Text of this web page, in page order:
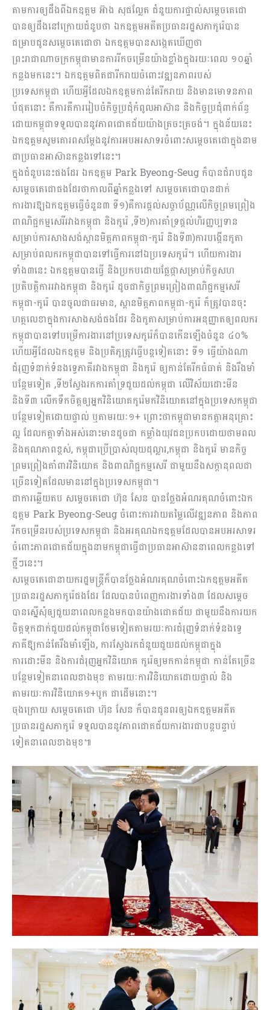
តាមការឲ្យដឹងពីឯកឧត្តម អ៊ាង សុផល្លែត ជំនួយការផ្ទាល់សម្ដេចតេជោ
បានឲ្យដឹងនៅក្រោយជំនួបថា ឯកឧត្តមអតីតប្រធានរដ្ឋសភាកូរ៉េបាន
ជម្រាបជូនសម្ដេចតេជោថា ឯកឧត្តមបានសង្កេតឃើញថា
ព្រះរាជាណាចក្រកម្ពុជាមានការរីកចម្រើនយ៉ាងខ្លាំងក្នុងរយៈពេល ១០ឆ្នាំ
កន្លងមកនេះ។ ឯកឧត្តមពិតជារីករាយចំពោះវឌ្ឍនភាពរបស់
ប្រទេសកម្ពុជា ហើយអ្វីដែលឯកឧត្តមកាន់តែរីករាយ និងមានមោទនភាព
បំផុតនោះ គឺការគឺការរៀបចំកិច្ចប្រជុំកំពូលអាស៊ាន និងកិច្ចប្រជុំពាក់ព័ន្ធ
ដោយកម្ពុជាទទួលបាននូវភាពជោគជ័យយ៉ាងត្រចះត្រចង់។ ក្នុងន័យនេះ
ឯកឧត្តមសូមគោរពសម្ដែងនូវការអបអរសាទរចំពោះសម្ដេចតេជោក្នុងនាម
ជាប្រធានអាស៊ានកន្លងទៅនេះ។
ក្នុងជំនួបនេះផងដែរ ឯកឧត្តម Park Byeong-Seug ក៏បានជំរាបជូន
សម្ដេចតេជោផងដែរថាកាលពីឆ្នាំកន្លងទៅ សម្ដេចតេជោបានដាក់
ការងារឱ្យឯកឧត្តមធ្វើចំនួន៣ ទី១)គឺការផ្ដល់សច្ចាប័ណ្ណលើកិច្ចព្រមព្រៀង
ពាណិជ្ជកម្មសេរីរវាងកម្ពុជា និងកូរ៉េ ,ទី២)ការគាំទ្រផ្ដល់ហិរញ្ញប្បទាន
សម្រាប់ការសាងសង់ស្ពានមិត្តភាពកម្ពុជា-កូរ៉េ និងទី៣)ការបង្កើនកូតា
សម្រាប់ពលករកម្ពុជាបានទៅធ្វើការនៅឯប្រទេសកូរ៉េ។ ហើយការងារ
ទាំង៣នេះ ឯកឧត្តមបានធ្វើ និងប្រកបដោយផ្លែផ្កាសម្រាប់កិច្ចសហ
ប្រតិបត្តិការរវាងកម្ពុជា និងកូរ៉េ ដូចជាកិច្ចព្រមព្រៀងពាណិជ្ជកម្មសេរី
កម្ពុជា-កូរ៉េ បានចូលជាធរមាន, ស្ពានមិត្តភាពកម្ពុជា-កូរ៉េ ក៏ត្រូវបានចុះ
ហត្ថលេខាក្នុងការសាងសង់ផងដែរ និងកូតាសម្រាប់ការអនុញ្ញាតឲ្យពលករ
កម្ពុជាបានទៅបម្រើការងារនៅប្រទេសកូរ៉េក៏បានកើនឡើងចំនួន ៤០%
ហើយអ្វីដែលឯកឧត្តម និងប្រតិភូត្រូវធ្វើបន្តទៀតនោះ ទី១ ធ្វើយ៉ាងណា
ជំរុញទំនាក់ទំនងទ្វេភាគីរវាងកម្ពុជា និងកូរ៉េ ឲ្យកាន់តែរីកធំធាត់ និងរឹងមាំ
បន្ថែមទៀត ,ទី២ស្វែងរកការគាំទ្រជួយដល់កម្ពុជា លើវិស័យដោះមីន
និងទី៣ លើកទឹកចិត្តឲ្យអ្នកវិនិយោគកូរ៉េមកវិនិយោគនៅក្នុងប្រទេសកម្ពុជា
បន្ថែមទៀតដោយផ្ទាល់ ឬតាមរយៈ១+ ព្រោះថាកម្ពុជាមានកត្តាអនុគ្រោះ
ល្អ ដែលកត្តាទាំងអស់នោះមានដូចជា កម្លាំងយុវជនប្រកបដោយថាមពល
និងគុណភាពខ្ពស់, កម្ពុជាប្រើប្រាស់លុយដុល្លារ,កម្ពុជា និងកូរ៉េ មានកិច្ច
ព្រមព្រៀងគាំពារវិនិយោគ និងពាណិជ្ជកម្មសេរី ជាមួយនឹងសក្តានុពលជា
ច្រើនទៀតដែលមាននៅក្នុងប្រទេសកម្ពុជា។
ជាការឆ្លើយតប សម្ដេចតេជោ ហ៊ុន សែន បានថ្លែងអំណរគុណចំពោះឯក
ឧត្តម Park Byeong-Seug ចំពោះការវាយតម្លៃលើវឌ្ឍនភាព និងភាព
រីកចម្រើនរបស់ប្រទេសកម្ពុជា និងអរគុណឯកឧត្តមដែលបានអបអរសាទរ
ចំពោះភាពជោគជ័យក្នុងនាមកម្ពុជាធ្វើជាប្រធានអាស៊ាននាពេលកន្លងទៅ
ថ្មីៗនេះ។
សម្ដេចតេជោនាយករដ្ឋមន្ត្រីក៏បានថ្លែងអំណរគុណចំពោះឯកឧត្តមអតីត
ប្រធានរដ្ឋសភាកូរ៉េផងដែរ ដែលបានបំពេញការងារទាំង៣ ដែលសម្ដេច
បានស្នើសុំឲ្យជួយនាពេលកន្លងមកបានយ៉ាងជោគជ័យ ជាមួយនឹងការយក
ចិត្តទុកដាក់ជួយដល់កម្ពុជាថែមទៀតតាមរយៈការជំរុញទំនាក់ទំនងទ្វេ
ភាគីឱ្យកាន់តែរឹងមាំឡើង, ការស្វែងរកជំនួយជួយដល់កម្ពុជាក្នុង
ការដោះមីន និងការជំរុញអ្នកវិនិយោគ កូរ៉េឲ្យមកកាន់កម្ពុជា កាន់តែច្រើន
បន្ថែមទៀតនាពេលខាងមុខ តាមរយៈការវិនិយោគដោយផ្ទាល់ និង
តាមរយៈការវិនិយោគ១+បូក ជាដើមនោះ។
ចុងក្រោយ សម្ដេចតេជោ ហ៊ុន សែន ក៏បានជូនពរឲ្យឯកឧត្តមអតីត
ប្រធានរដ្ឋសភាកូរ៉េ ទទួលបាននូវភាពជោគជ័យការងារជាបន្តបន្ទាប់
ទៀតនាពេលខាងមុខ៕